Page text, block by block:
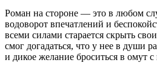
Роман на стороне — это в любом
водоворот впечатлений и
всеми силами старается скрыть
смог догадаться, что у нее в души
и дикое желание броситься в омут с